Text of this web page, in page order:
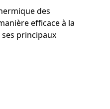
des
efficace à la
principaux